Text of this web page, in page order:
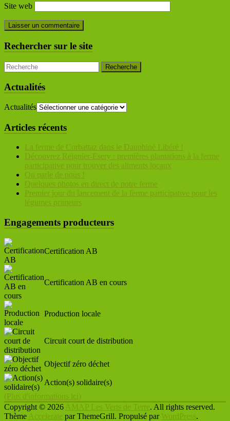
Site web
Rechercher sur le site
Actualités
Actualités
Articles récents
La ferme de Corbattaz dans le Dauphiné Libéré !
Découvrez Reignier-Esery : premières plantations à la ferme
participative pour trouver des aliments locaux
On parle de nous !
Quelques photos en direct de notre ferme
Premier jour du lancement de la ferme participative pour les
légumes primeurs
Engagements producteurs
Certification AB
Certification AB en cours
Production locale
Circuit court de distribution
Objectif zéro déchet
Action(s) solidaire(s)
(Plus d'informations ici)
Copyright © 2026 AMAP Les Verts de Terre. All rights reserved.
Thème Accelerate par ThemeGrill. Propulsé par WordPress.